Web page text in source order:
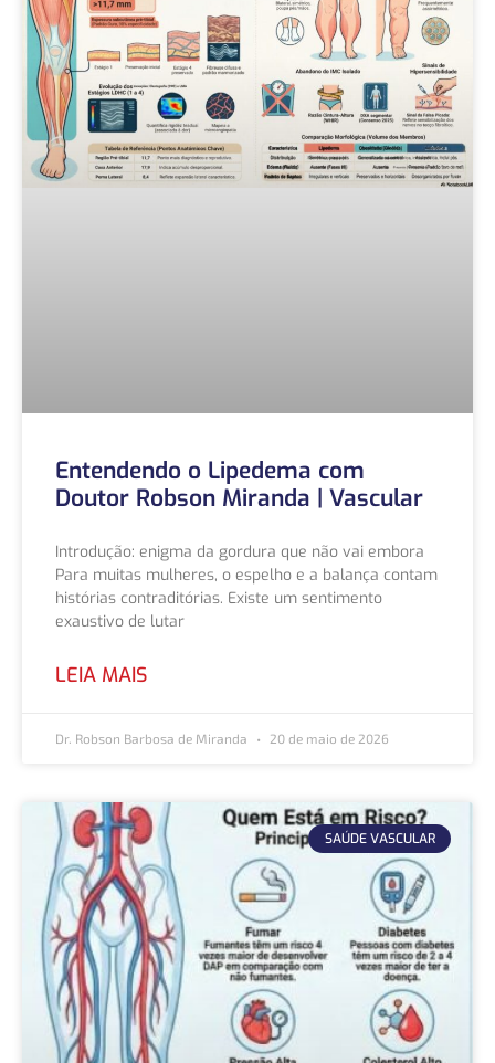
Entendendo o Lipedema com
Doutor Robson Miranda | Vascular
Introdução: enigma da gordura que não vai embora
Para muitas mulheres, o espelho e a balança contam
histórias contraditórias. Existe um sentimento
exaustivo de lutar
LEIA MAIS
Dr. Robson Barbosa de Miranda 20 de maio de 2026
SAÚDE VASCULAR